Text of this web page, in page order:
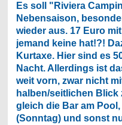
Es soll "Riviera
Nebensaison,
wieder aus. 17 Euro
jemand keine hat!?!
Kurtaxe. Hier sind es
Nacht. Allerdings ist
weit vorn, zwar nicht
halben/seitlichen Blick
gleich die Bar am
(Sonntag) und sonst